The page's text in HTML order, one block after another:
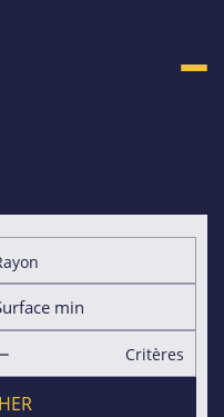
Critères